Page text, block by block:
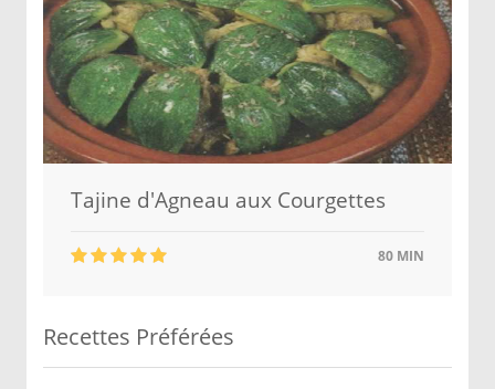
Tajine d'Agneau aux Courgettes
80 MIN
Recettes Préférées